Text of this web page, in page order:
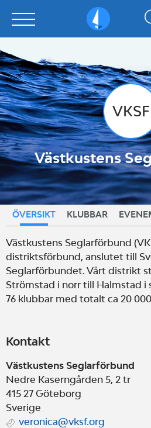
Sailarena
VKSF
Västkustens
ÖVERSIKT KLUBBAR
Västkustens Seglarförbund
distriktsförbund, anslutet till
Seglarförbundet. Vårt distrikt
Strömstad i norr till Halmstad i
76 klubbar med totalt ca 20
Kontakt
Västkustens Seglarförbund
Nedre Kaserngården 5, 2 tr
415 27 Göteborg
Sverige
veronica@vksf.org